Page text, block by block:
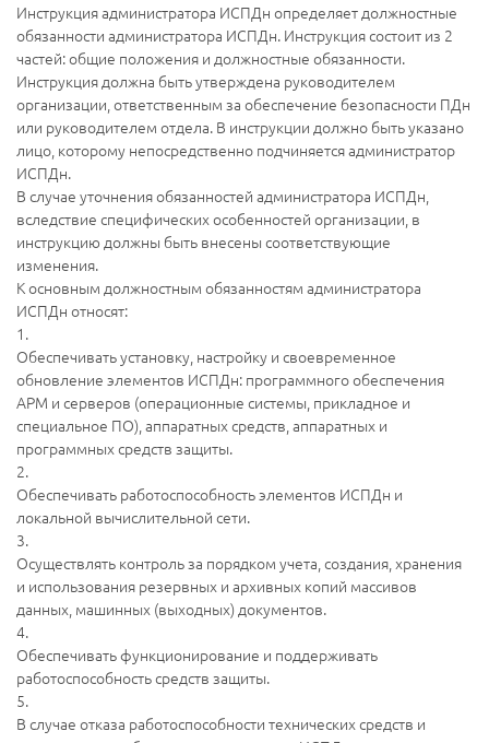
Инструкция администратора ИСПДн определяет должностные
обязанности администратора ИСПДн. Инструкция состоит из 2
частей: общие положения и должностные обязанности.
Инструкция должна быть утверждена руководителем
организации, ответственным за обеспечение безопасности ПДн
или руководителем отдела. В инструкции должно быть указано
лицо, которому непосредственно подчиняется администратор
ИСПДн.
В случае уточнения обязанностей администратора ИСПДн,
вследствие специфических особенностей организации, в
инструкцию должны быть внесены соответствующие
изменения.
К основным должностным обязанностям администратора
ИСПДн относят:
1.
Обеспечивать установку, настройку и своевременное
обновление элементов ИСПДн: программного обеспечения
АРМ и серверов (операционные системы, прикладное и
специальное ПО), аппаратных средств, аппаратных и
программных средств защиты.
2.
Обеспечивать работоспособность элементов ИСПДн и
локальной вычислительной сети.
3.
Осуществлять контроль за порядком учета, создания, хранения
и использования резервных и архивных копий массивов
данных, машинных (выходных) документов.
4.
Обеспечивать функционирование и поддерживать
работоспособность средств защиты.
5.
В случае отказа работоспособности технических средств и